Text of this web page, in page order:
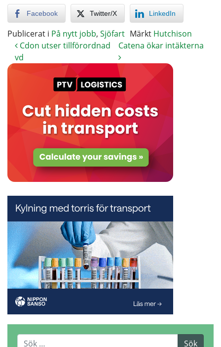
Facebook Twitter/X LinkedIn
Publicerat i På nytt jobb, Sjöfart Märkt Hutchison
Cdon utser tillförordnad
vd
Catena ökar intäkterna